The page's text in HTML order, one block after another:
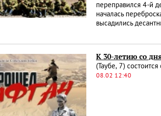
переправился 4-й
началась
высадились
К 30-летию со
(Таубе, 7)
08.02 12:40